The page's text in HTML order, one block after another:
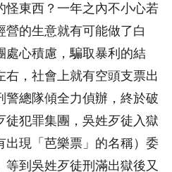
怪東西？一年之內不小心若
的生意就有可能做了白
處心積慮，騙取暴利的結
右，社會上就有空頭支票出
警總隊傾全力偵辦，終於破
徒犯罪集團，吳姓歹徒入獄
出現「芭樂票」的名稱）委
到吳姓歹徒刑滿出獄後又